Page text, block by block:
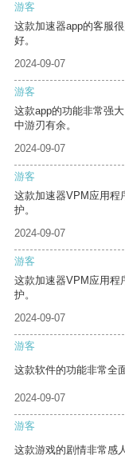
游客
这款加速器app的客服
好。
2024-09-07
游客
这款app的功能非常强
中游刃有余。
2024-09-07
游客
这款加速器VPM应用程
护。
2024-09-07
游客
这款加速器VPM应用程
护。
2024-09-07
游客
这款软件的功能非常全
2024-09-07
游客
这款游戏的剧情非常感